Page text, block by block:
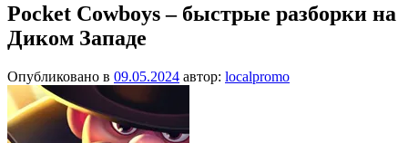
Pocket Cowboys – быстрые разборки на
Диком Западе
Опубликовано в 09.05.2024 автор: localpromo